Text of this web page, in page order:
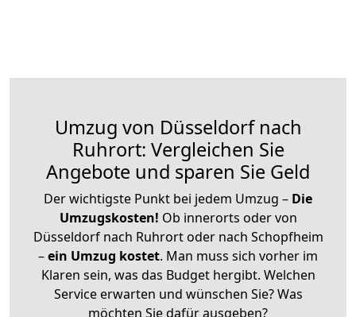
Umzug von Düsseldorf nach
Ruhrort: Vergleichen Sie
Angebote und sparen Sie Geld
Der wichtigste Punkt bei jedem Umzug – Die
Umzugskosten! Ob innerorts oder von
Düsseldorf nach Ruhrort oder nach Schopfheim
–ein Umzug kostet. Man muss sich vorher im
Klaren sein, was das Budget hergibt. Welchen
Service erwarten und wünschen Sie? Was
möchten Sie dafür ausgeben?